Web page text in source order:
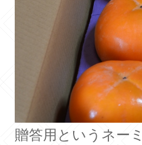
贈答用というネー